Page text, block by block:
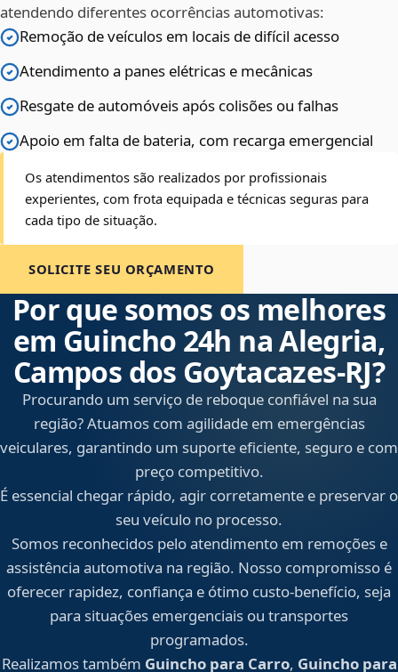
atendendo diferentes ocorrências automotivas:
Remoção de veículos em locais de difícil acesso
Atendimento a panes elétricas e mecânicas
Resgate de automóveis após colisões ou falhas
Apoio em falta de bateria, com recarga emergencial
Os atendimentos são realizados por profissionais
experientes, com frota equipada e técnicas seguras para
cada tipo de situação.
SOLICITE SEU ORÇAMENTO
Por que somos os melhores
em Guincho 24h na Alegria,
Campos dos Goytacazes‑RJ?
Procurando um serviço de reboque confiável na sua
região? Atuamos com agilidade em emergências
veiculares, garantindo um suporte eficiente, seguro e com
preço competitivo.
É essencial chegar rápido, agir corretamente e preservar o
seu veículo no processo.
Somos reconhecidos pelo atendimento em remoções e
assistência automotiva na região. Nosso compromisso é
oferecer rapidez, confiança e ótimo custo-benefício, seja
para situações emergenciais ou transportes
programados.
Realizamos também Guincho para Carro, Guincho para